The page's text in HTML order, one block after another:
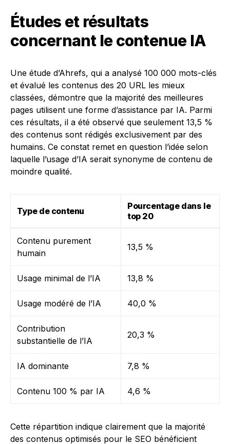
Études et résultats
concernant le contenue IA
Une étude d’Ahrefs, qui a analysé 100 000 mots-clés
et évalué les contenus des 20 URL les mieux
classées, démontre que la majorité des meilleures
pages utilisent une forme d’assistance par IA. Parmi
ces résultats, il a été observé que seulement 13,5 %
des contenus sont rédigés exclusivement par des
humains. Ce constat remet en question l’idée selon
laquelle l’usage d’IA serait synonyme de contenu de
moindre qualité.
Type de contenu
Pourcentage dans le
top 20
Contenu purement
humain
13,5 %
Usage minimal de l’IA 13,8 %
Usage modéré de l’IA 40,0 %
Contribution
substantielle de l’IA
20,3 %
IA dominante 7,8 %
Contenu 100 % par IA 4,6 %
Cette répartition indique clairement que la majorité
des contenus optimisés pour le SEO bénéficient